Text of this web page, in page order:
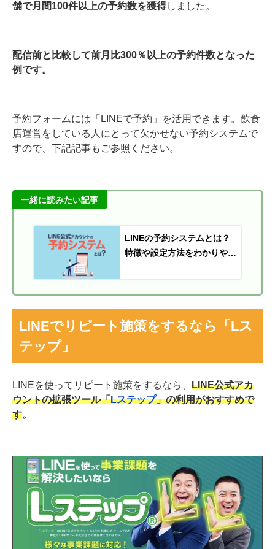
舗で月間100件以上の予約数を獲得しました。
配信前と比較して前月比300％以上の予約件数となった
例です。
予約フォームには「LINEで予約」を活用できます。飲食
店運営をしている人にとって欠かせない予約システムで
すので、下記記事もご参照ください。
一緒に読みたい記事
LINEの予約システムとは？
特徴や設定方法をわかりやす
LINEでリピート施策をするなら「Lス
テップ」
LINEを使ってリピート施策をするなら、 LINE公式アカ
ウントの拡張ツール「Lステップ」の利用がおすすめで
す。